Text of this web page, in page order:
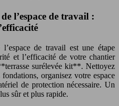
l’espace de travail :
de travail est une étape
et l’efficacité de votre chantier
surélevée kit**. Nettoyez
organisez votre espace
de protection nécessaire. Un
sûr et plus rapide.